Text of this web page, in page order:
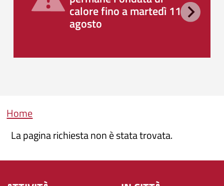
calore fino a martedì 11
agosto
Briciole di pane
Home
La pagina richiesta non è stata trovata.